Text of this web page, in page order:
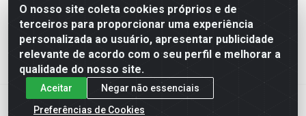
O nosso site coleta cookies próprios e de
terceiros para proporcionar uma experiência
personalizada ao usuário, apresentar publicidade
relevante de acordo com o seu perfil e melhorar a
qualidade do nosso site.
Aceitar
Negar não essenciais
Preferências de Cookies
Kgmlan Distribuidora LTDA - CNPJ 18.217.682/0001-54 -
Rua Pedro de Barros Cavalcante, 58 - Bultrins, Olinda/PE
- CEP 53320-110